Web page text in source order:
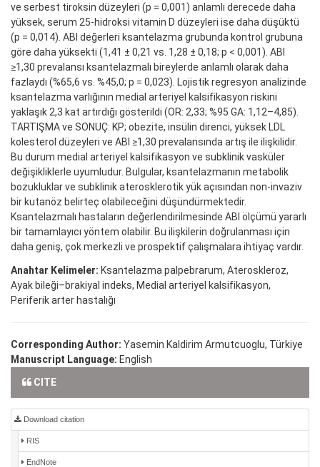
ve serbest tiroksin düzeyleri (p = 0,001) anlamlı derecede daha
yüksek, serum 25-hidroksi vitamin D düzeyleri ise daha düşüktü
(p = 0,014). ABI değerleri ksantelazma grubunda kontrol grubuna
göre daha yüksekti (1,41 ± 0,21 vs. 1,28 ± 0,18; p < 0,001). ABI
≥1,30 prevalansı ksantelazmalı bireylerde anlamlı olarak daha
fazlaydı (%65,6 vs. %45,0; p = 0,023). Lojistik regresyon analizinde
ksantelazma varlığının medial arteriyel kalsifikasyon riskini
yaklaşık 2,3 kat artırdığı gösterildi (OR: 2,33; %95 GA: 1,12–4,85).
TARTIŞMA ve SONUÇ: KP; obezite, insülin direnci, yüksek LDL
kolesterol düzeyleri ve ABI ≥1,30 prevalansında artış ile ilişkilidir.
Bu durum medial arteriyel kalsifikasyon ve subklinik vasküler
değişikliklerle uyumludur. Bulgular, ksantelazmanın metabolik
bozukluklar ve subklinik aterosklerotik yük açısından non-invaziv
bir kutanöz belirteç olabileceğini düşündürmektedir.
Ksantelazmalı hastaların değerlendirilmesinde ABI ölçümü yararlı
bir tamamlayıcı yöntem olabilir. Bu ilişkilerin doğrulanması için
daha geniş, çok merkezli ve prospektif çalışmalara ihtiyaç vardır.
Anahtar Kelimeler: Ksantelazma palpebrarum, Ateroskleroz,
Ayak bileği–brakiyal indeks, Medial arteriyel kalsifikasyon,
Periferik arter hastalığı
Corresponding Author: Yasemin Kaldirim Armutcuoglu, Türkiye
Manuscript Language: English
CITE
Download citation
RIS
EndNote